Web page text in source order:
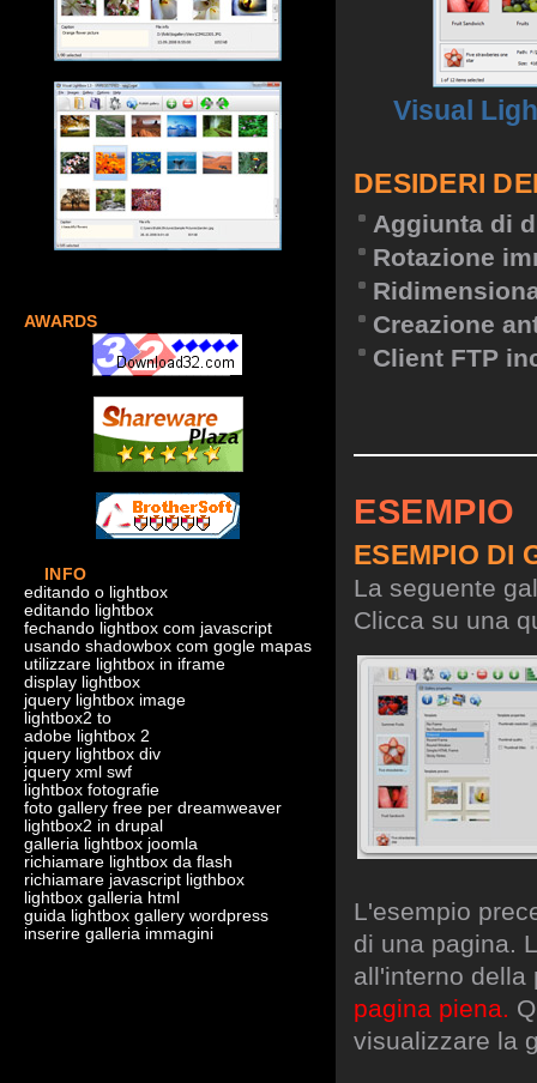
AWARDS
INFO
editando o lightbox
editando lightbox
fechando lightbox com javascript
usando shadowbox com gogle mapas
utilizzare lightbox in iframe
display lightbox
jquery lightbox image
lightbox2 to
adobe lightbox 2
jquery lightbox div
jquery xml swf
lightbox fotografie
foto gallery free per dreamweaver
lightbox2 in drupal
galleria lightbox joomla
richiamare lightbox da flash
richiamare javascript ligthbox
lightbox galleria html
guida lightbox gallery wordpress
inserire galleria immagini
Visual
DESIDERI
Aggiunta di
Rotazione
Creazione
Client FTP
ESEMPIO
ESEMPIO DI
La seguente
Clicca su una
L'esempio
di una pagina.
all'interno
pagina piena.
visualizzare la